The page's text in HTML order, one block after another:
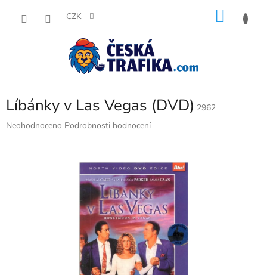
CZK
Líbánky v Las Vegas (DVD) 2962
Průměrné
Neohodnoceno Podrobnosti hodnocení